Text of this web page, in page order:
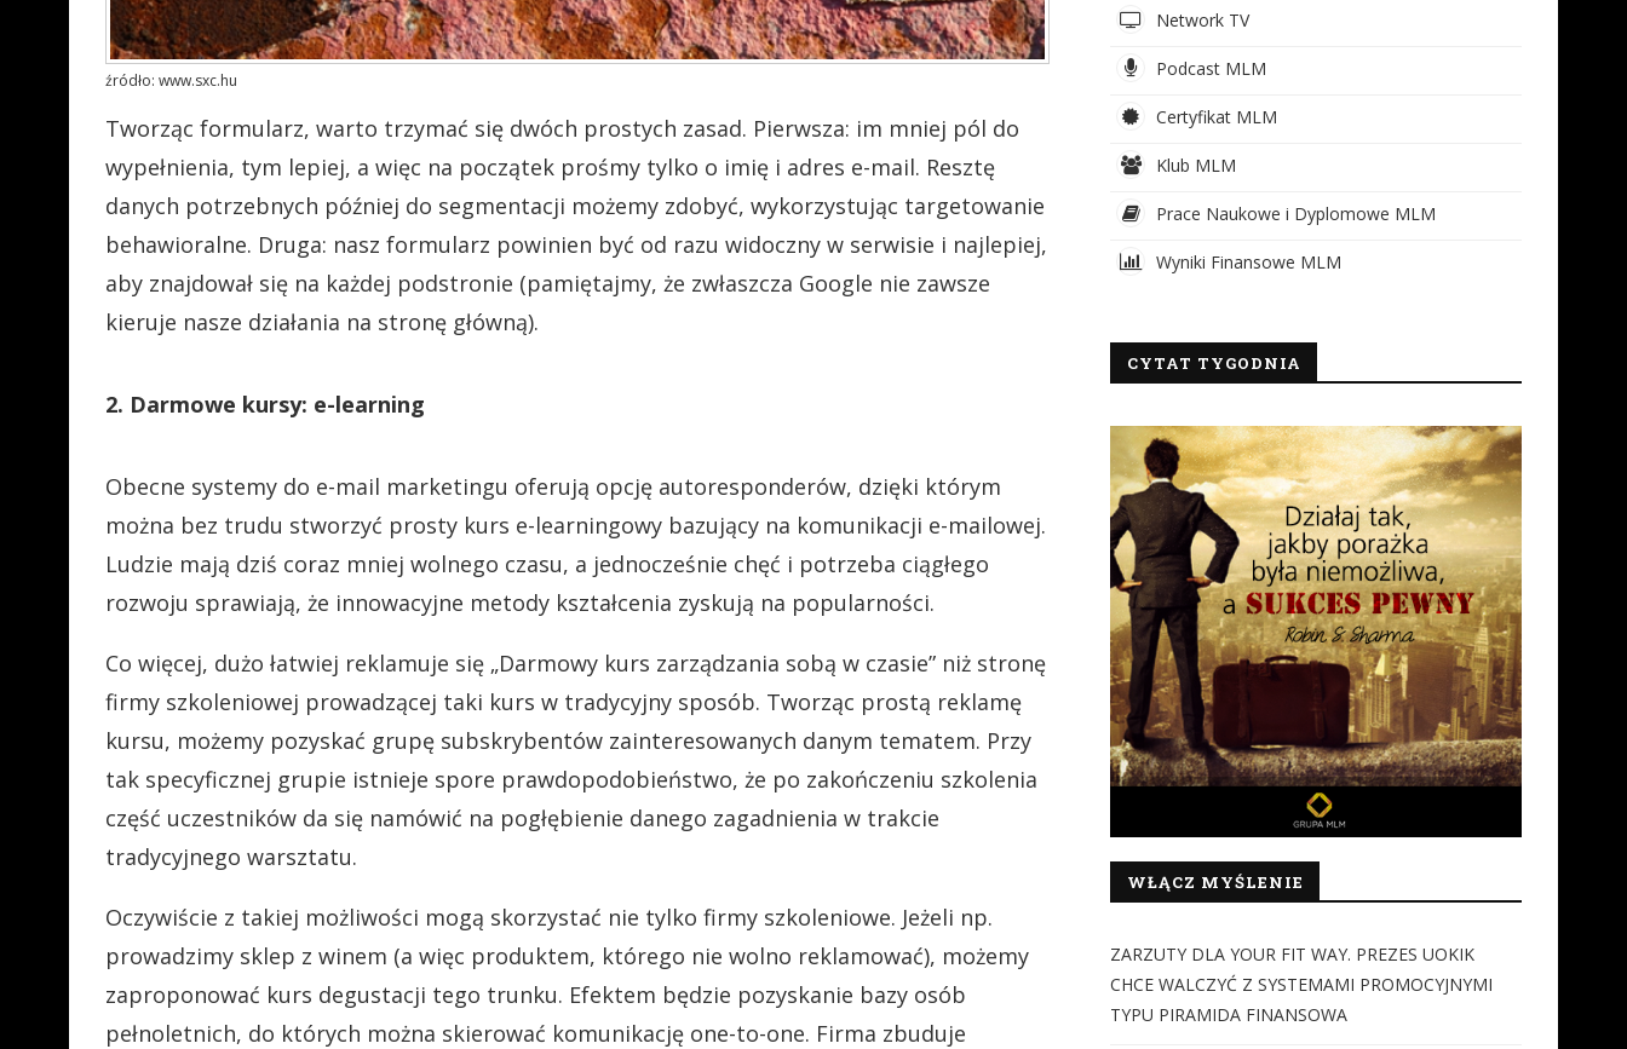
źródło: www.sxc.hu
Tworząc formularz, warto trzymać się dwóch prostych zasad. Pierwsza: im mniej pól do
wypełnienia, tym lepiej, a więc na początek prośmy tylko o imię i adres e-mail. Resztę
danych potrzebnych później do segmentacji możemy zdobyć, wykorzystując targetowanie
behawioralne. Druga: nasz formularz powinien być od razu widoczny w serwisie i najlepiej,
aby znajdował się na każdej podstronie (pamiętajmy, że zwłaszcza Google nie zawsze
kieruje nasze działania na stronę główną).
2. Darmowe kursy: e-learning
Obecne systemy do e-mail marketingu oferują opcję autoresponderów, dzięki którym
można bez trudu stworzyć prosty kurs e-learningowy bazujący na komunikacji e-mailowej.
Ludzie mają dziś coraz mniej wolnego czasu, a jednocześnie chęć i potrzeba ciągłego
rozwoju sprawiają, że innowacyjne metody kształcenia zyskują na popularności.
Co więcej, dużo łatwiej reklamuje się „Darmowy kurs zarządzania sobą w czasie” niż stronę
firmy szkoleniowej prowadzącej taki kurs w tradycyjny sposób. Tworząc prostą reklamę
kursu, możemy pozyskać grupę subskrybentów zainteresowanych danym tematem. Przy
tak specyficznej grupie istnieje spore prawdopodobieństwo, że po zakończeniu szkolenia
część uczestników da się namówić na pogłębienie danego zagadnienia w trakcie
tradycyjnego warsztatu.
Oczywiście z takiej możliwości mogą skorzystać nie tylko firmy szkoleniowe. Jeżeli np.
prowadzimy sklep z winem (a więc produktem, którego nie wolno reklamować), możemy
zaproponować kurs degustacji tego trunku. Efektem będzie pozyskanie bazy osób
pełnoletnich, do których można skierować komunikację one-to-one. Firma zbuduje
Network TV
Podcast MLM
Certyfikat MLM
Klub MLM
Prace Naukowe i Dyplomowe MLM
Wyniki Finansowe MLM
CYTAT TYGODNIA
WŁĄCZ MYŚLENIE
ZARZUTY DLA YOUR FIT WAY. PREZES UOKIK
CHCE WALCZYĆ Z SYSTEMAMI PROMOCYJNYMI
TYPU PIRAMIDA FINANSOWA